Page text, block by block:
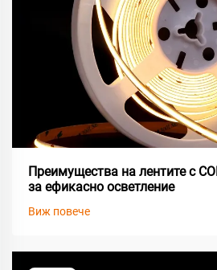
Преимущества на лентите с
за ефикасно осветление
Виж повече